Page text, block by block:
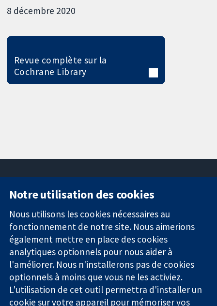
8 décembre 2020
Revue complète sur la
Cochrane Library
Des données
probantes.
Des décisions
éclairées.
Une meilleure
santé.
11-13 Cavendish
Square
Londres
W1G0AN
Royaume-Uni
nous
Actualités
Service de
presse
Qui sommes-
nous
Offres
d'emploi
Notre utilisation des cookies
Nous utilisons les cookies nécessaires au
fonctionnement de notre site. Nous aimerions
également mettre en place des cookies
analytiques optionnels pour nous aider à
l'améliorer. Nous n'installerons pas de cookies
optionnels à moins que vous ne les activiez.
L'utilisation de cet outil permettra d'installer un
cookie sur votre appareil pour mémoriser vos